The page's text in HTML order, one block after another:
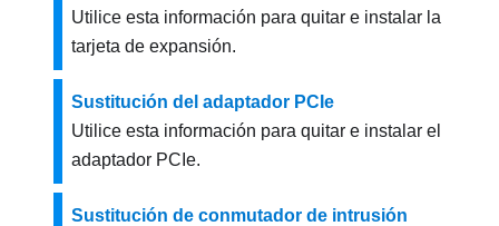
Utilice esta información para quitar e instalar la
tarjeta de expansión.
Sustitución del adaptador PCIe
Utilice esta información para quitar e instalar el
adaptador PCIe.
Sustitución de conmutador de intrusión